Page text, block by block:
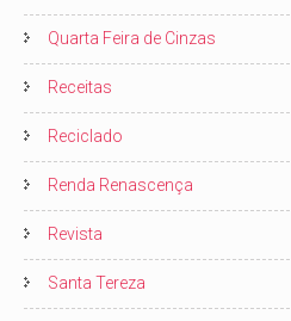
Quarta Feira de Cinzas
Receitas
Reciclado
Renda Renascença
Revista
Santa Tereza